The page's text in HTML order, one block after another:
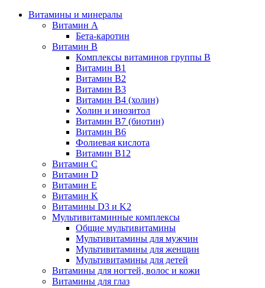
Витамины и минералы
Витамин A
Бета-каротин
Витамин B
Комплексы витаминов группы B
Витамин B1
Витамин B2
Витамин B3
Витамин B4 (холин)
Холин и инозитол
Витамин B7 (биотин)
Витамин B6
Фолиевая кислота
Витамин B12
Витамин C
Витамин D
Витамин E
Витамин K
Витамины D3 и K2
Мультивитаминные комплексы
Общие мультивитамины
Мультивитамины для мужчин
Мультивитамины для женщин
Мультивитамины для детей
Витамины для ногтей, волос и кожи
Витамины для глаз